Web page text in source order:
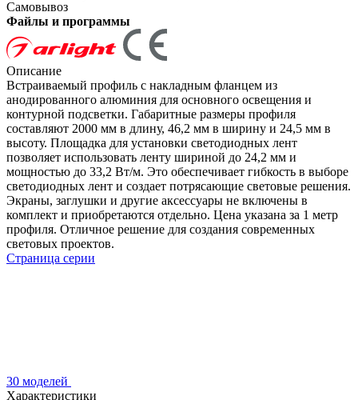
Самовывоз
Файлы и программы
Описание
Встраиваемый профиль с накладным фланцем из
анодированного алюминия для основного освещения и
контурной подсветки. Габаритные размеры профиля
составляют 2000 мм в длину, 46,2 мм в ширину и 24,5 мм в
высоту. Площадка для установки светодиодных лент
позволяет использовать ленту шириной до 24,2 мм и
мощностью до 33,2 Вт/м. Это обеспечивает гибкость в выборе
светодиодных лент и создает потрясающие световые решения.
Экраны, заглушки и другие аксессуары не включены в
комплект и приобретаются отдельно. Цена указана за 1 метр
профиля. Отличное решение для создания современных
световых проектов.
Страница серии
30 моделей
Характеристики